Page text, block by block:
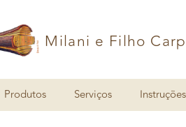
Milani e Filho
Produtos Serviços